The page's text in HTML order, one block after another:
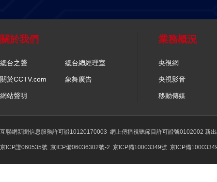
關於我們
總台之聲 總台總經理室
關於CCTV.com 象舞廣告
網站聲明
業務概況
央視網
央視影音
移動傳媒
互聯網新聞信息服務許可證10120170003 網上傳播視聽節目許可證號0102002 新
京ICP證060535號 京ICP備06036302號-2 京ICP備10003349號 京ICP備